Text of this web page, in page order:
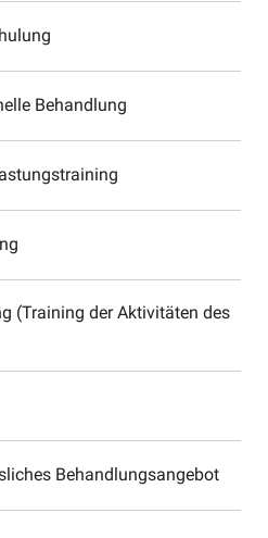
Behandlung
(Training der Aktivitäten des
Behandlungsangebot